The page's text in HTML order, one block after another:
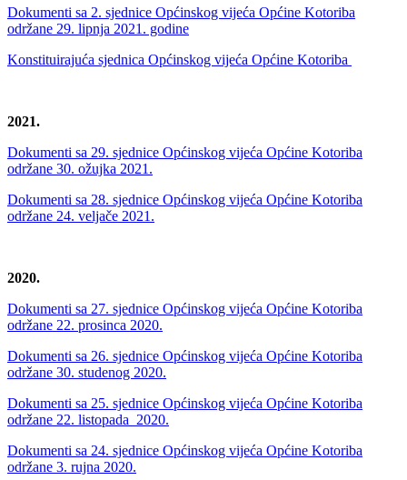
Dokumenti sa 2. sjednice Općinskog vijeća Općine Kotoriba
održane 29. lipnja 2021. godine
Konstituirajuća sjednica Općinskog vijeća Općine Kotoriba
2021.
Dokumenti sa 29. sjednice Općinskog vijeća Općine Kotoriba
održane 30. ožujka 2021.
Dokumenti sa 28. sjednice Općinskog vijeća Općine Kotoriba
održane 24. veljače 2021.
2020.
Dokumenti sa 27. sjednice Općinskog vijeća Općine Kotoriba
održane 22. prosinca 2020.
Dokumenti sa 26. sjednice Općinskog vijeća Općine Kotoriba
održane 30. studenog 2020.
Dokumenti sa 25. sjednice Općinskog vijeća Općine Kotoriba
održane 22. listopada 2020.
Dokumenti sa 24. sjednice Općinskog vijeća Općine Kotoriba
održane 3. rujna 2020.